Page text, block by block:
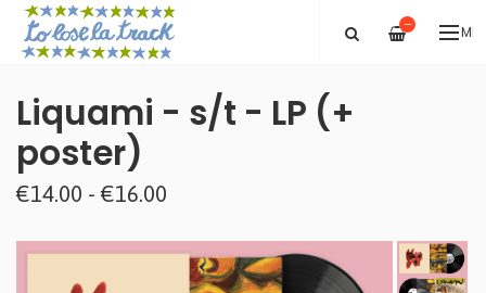
—
Liquami - s/t - LP (+
poster)
€14.00 - €16.00